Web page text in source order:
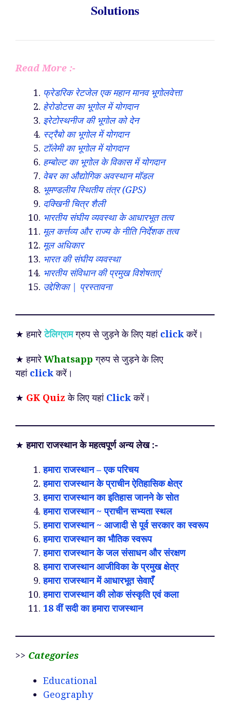
Solutions
Read More :-
फ्रेडरिक रेटजेल एक महान मानव भूगोलवेत्ता
हेरोडोटस का भूगोल में योगदान
इरेटोस्थनीज की भूगोल को देन
स्ट्रैबो का भूगोल में योगदान
टॉलेमी का भूगोल में योगदान
हम्बोल्ट का भूगोल के विकास में योगदान
वेबर का औद्योगिक अवस्थान मॉडल
भूमण्डलीय स्थितीय तंत्र (GPS)
दक्खिनी चित्र शैली
भारतीय संघीय व्यवस्था के आधारभूत तत्व
मूल कर्त्तव्य और राज्य के नीति निर्देशक तत्व
मूल अधिकार
भारत की संघीय व्यवस्था
भारतीय संविधान की प्रमुख विशेषताएं
उद्देशिका | प्रस्तावना
★ हमारेटेलिग्रामग्रुप से जुड़ने के लिए यहां clickकरें।
★ हमारे Whatsapp ग्रुप से जुड़ने के लिए
यहां clickकरें।
★ GK Quiz के लिए यहां Clickकरें।
★हमारा राजस्थान के महत्वपूर्ण अन्य लेख :-
हमारा राजस्थान – एक परिचय
हमारा राजस्थान के प्राचीन ऐतिहासिक क्षेत्र
हमारा राजस्थान का इतिहास जानने के सोत
हमारा राजस्थान ~ प्राचीन सभ्यता स्थल
हमारा राजस्थान ~ आजादी से पूर्व सरकार का स्वरूप
हमारा राजस्थान का भौतिक स्वरूप
हमारा राजस्थान के जल संसाधन और संरक्षण
हमारा राजस्थान आजीविका के प्रमुख क्षेत्र
हमारा राजस्थान में आधारभूत सेवाएँ
हमारा राजस्थान की लोक संस्कृति एवं कला
18 वीं सदी का हमारा राजस्थान
>> Categories
Educational
Geography